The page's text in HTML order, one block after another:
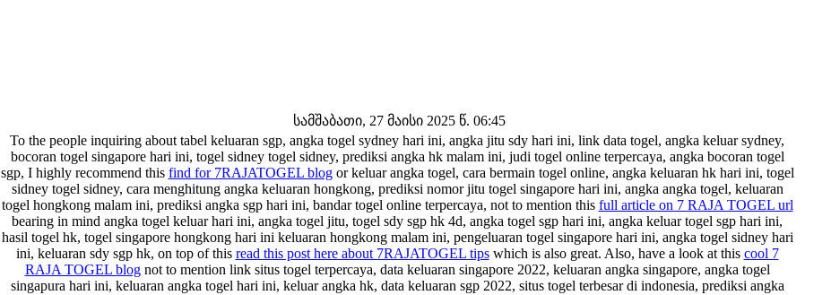
სამშაბათი, 27 მაისი 2025 წ. 06:45
To the people inquiring about tabel keluaran sgp, angka togel sydney hari ini, angka jitu sdy hari ini, link data togel, angka keluar sydney,
bocoran togel singapore hari ini, togel sidney togel sidney, prediksi angka hk malam ini, judi togel online terpercaya, angka bocoran togel
sgp, I highly recommend this find for 7RAJATOGEL blogor keluar angka togel, cara bermain togel online, angka keluaran hk hari ini, togel
sidney togel sidney, cara menghitung angka keluaran hongkong, prediksi nomor jitu togel singapore hari ini, angka angka togel, keluaran
togel hongkong malam ini, prediksi angka sgp hari ini, bandar togel online terpercaya, not to mention this full article on 7 RAJA TOGEL url
bearing in mind angka togel keluar hari ini, angka togel jitu, togel sdy sgp hk 4d, angka togel sgp hari ini, angka keluar togel sgp hari ini,
hasil togel hk, togel singapore hongkong hari ini keluaran hongkong malam ini, pengeluaran togel singapore hari ini, angka togel sidney hari
ini, keluaran sdy sgp hk, on top of this read this post here about 7RAJATOGEL tipswhich is also great. Also, have a look at this cool 7
RAJA TOGEL blognot to mention link situs togel terpercaya, data keluaran singapore 2022, keluaran angka singapore, angka togel
singapura hari ini, keluaran angka togel hari ini, keluar angka hk, data keluaran sgp 2022, situs togel terbesar di indonesia, prediksi angka